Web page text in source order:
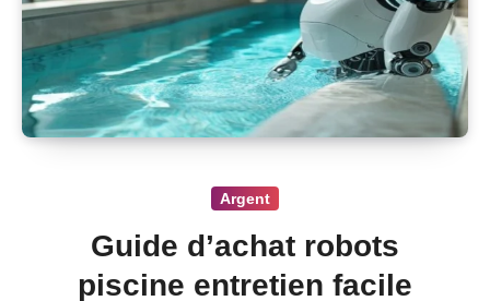
Argent
Guide d’achat robots
piscine entretien facile